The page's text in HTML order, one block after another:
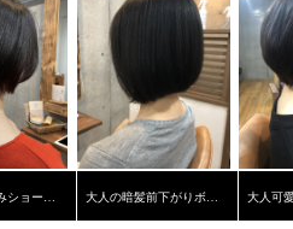
大人の暗髪前下がりボブ【学芸大学】【髪質改善】